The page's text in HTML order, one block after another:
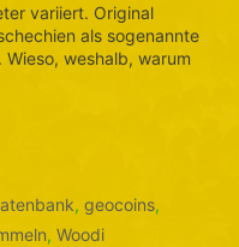
variiert. Original
als sogenannte
Wieso, weshalb, warum
,geocoins,
, Woodi